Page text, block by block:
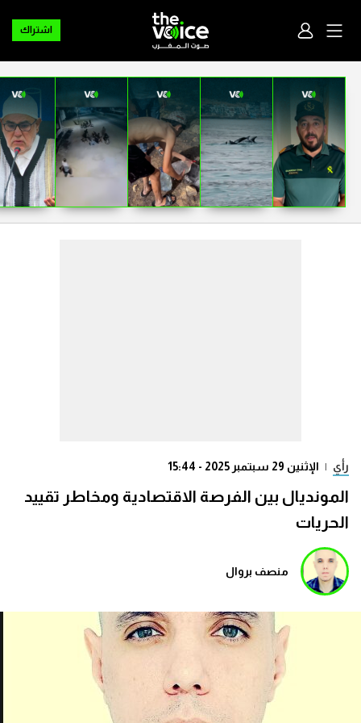
اشتراك
رأي | الإثنين 29 سبتمبر 2025 - 15:44
المونديال بين الفرصة الاقتصادية ومخاطر تقييد
الحريات
منصف بروال